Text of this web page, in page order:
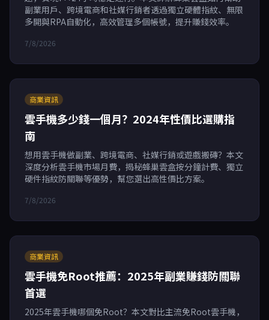
副業用戶、跨境電商和社媒行銷者透過獨立硬體指紋、無限
多開與RPA自動化，高效管理多個帳號，提升賺錢效率。
7/8/2026
商業資訊
雲手機多少錢一個月？2024年性價比選購指
南
想用雲手機做副業、跨境電商、社媒行銷或遊戲搬磚？本文
深度分析雲手機市場月費，揭秘蜂巢雲盒按分鐘計費、獨立
硬件指紋防關聯等優勢，幫您選出高性價比方案。
7/8/2026
商業資訊
雲手機免Root推薦：2025年副業賺錢防關聯
首選
2025年雲手機哪個免Root？本文對比主流免Root雲手機，